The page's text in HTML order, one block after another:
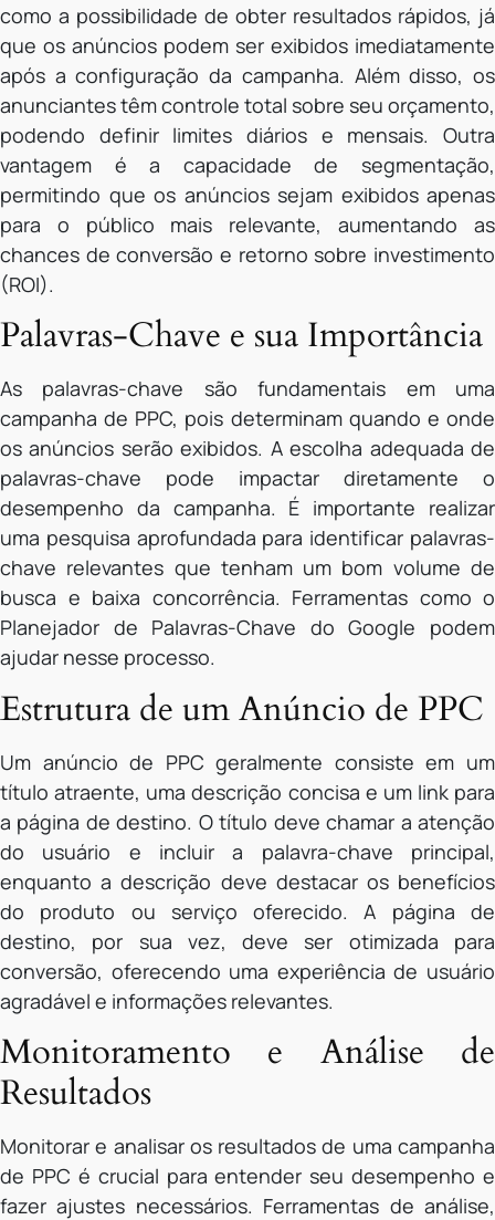
como a possibilidade de obter resultados rápidos, já
que os anúncios podem ser exibidos imediatamente
após a configuração da campanha. Além disso, os
anunciantes têm controle total sobre seu orçamento,
podendo definir limites diários e mensais. Outra
vantagem é a capacidade de segmentação,
permitindo que os anúncios sejam exibidos apenas
para o público mais relevante, aumentando as
chances de conversão e retorno sobre investimento
(ROI).
Palavras-Chave e sua Importância
As palavras-chave são fundamentais em uma
campanha de PPC, pois determinam quando e onde
os anúncios serão exibidos. A escolha adequada de
palavras-chave pode impactar diretamente o
desempenho da campanha. É importante realizar
uma pesquisa aprofundada para identificar palavras-
chave relevantes que tenham um bom volume de
busca e baixa concorrência. Ferramentas como o
Planejador de Palavras-Chave do Google podem
ajudar nesse processo.
Estrutura de um Anúncio de PPC
Um anúncio de PPC geralmente consiste em um
título atraente, uma descrição concisa e um link para
a página de destino. O título deve chamar a atenção
do usuário e incluir a palavra-chave principal,
enquanto a descrição deve destacar os benefícios
do produto ou serviço oferecido. A página de
destino, por sua vez, deve ser otimizada para
conversão, oferecendo uma experiência de usuário
agradável e informações relevantes.
Monitoramento e Análise de
Resultados
Monitorar e analisar os resultados de uma campanha
de PPC é crucial para entender seu desempenho e
fazer ajustes necessários. Ferramentas de análise,